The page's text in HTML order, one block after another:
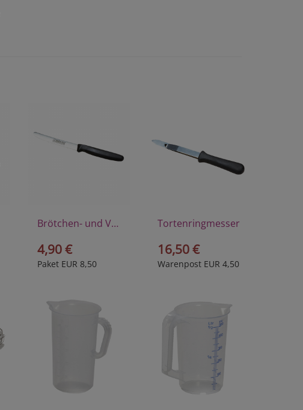
Brötchen- und Vespermesser
4,90 €
Paket EUR 8,50
Tortenringmesser
16,50 €
Warenpost EUR 4,50